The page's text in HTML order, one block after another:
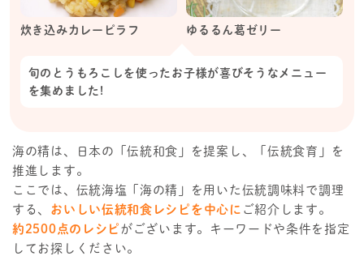
炊き込みカレーピラフ ゆるるん葛ゼリー
旬のとうもろこしを使ったお子様が喜びそうなメニュー
を集めました!
海の精は、日本の「伝統和食」を提案し、「伝統食育」を
推進します。
ここでは、伝統海塩「海の精」を用いた伝統調味料で調理
する、 おいしい伝統和食レシピを中心に ご紹介します。
約2500点のレシピ がございます。キーワードや条件を指定
してお探しください。